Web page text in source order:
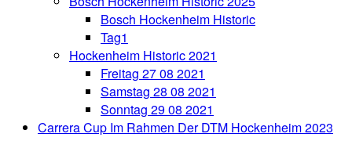
Bosch Hockenheim Historic
Tag1
Hockenheim Historic 2021
Freitag 27 08 2021
Samstag 28 08 2021
Sonntag 29 08 2021
Carrera Cup Im Rahmen Der DTM Hockenheim 2023